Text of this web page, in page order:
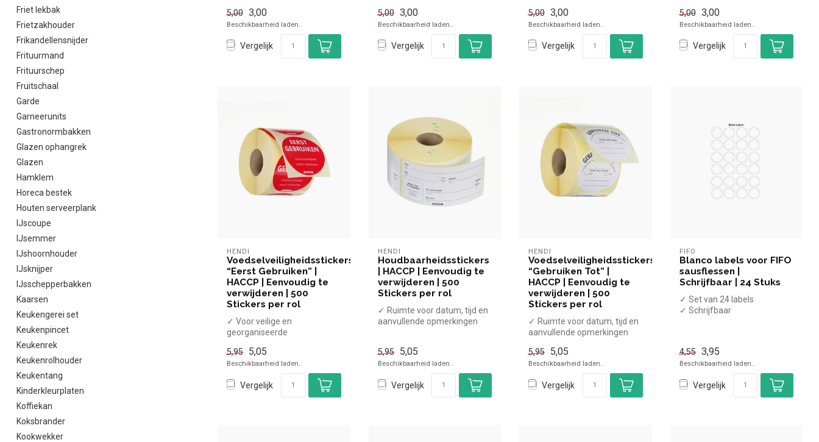
Friet lekbak
Frietzakhouder
Frikandellensnijder
Frituurmand
Frituurschep
Fruitschaal
Garde
Garneerunits
Gastronormbakken
Glazen ophangrek
Glazen
Hamklem
Horeca bestek
Houten serveerplank
IJscoupe
IJsemmer
IJshoornhouder
IJsknijper
IJsschepperbakken
Kaarsen
Keukengerei set
Keukenpincet
Keukenrek
Keukenrolhouder
Keukentang
Kinderkleurplaten
Koffiekan
Koksbrander
Kookwekker
5,00 3,00
Beschikbaarheid laden..
Vergelijk
5,00 3,00
Beschikbaarheid laden..
Vergelijk
5,00 3,00
Beschikbaarheid laden..
Vergelijk
5,00 3,00
Beschikbaarheid laden..
Vergelijk
HENDI
Voedselveiligheidsstickers
“Eerst Gebruiken” |
HACCP | Eenvoudig te
verwijderen | 500
Stickers per rol
✓ Voor veilige en
georganiseerde
✓ Labels met 3 talen
5,95 5,05
Beschikbaarheid laden..
Vergelijk
HENDI
Houdbaarheidsstickers
| HACCP | Eenvoudig te
verwijderen | 500
Stickers per rol
✓ Ruimte voor datum, tijd en
aanvullende opmerkingen
5,95 5,05
Beschikbaarheid laden..
Vergelijk
HENDI
Voedselveiligheidsstickers
“Gebruiken Tot” |
HACCP | Eenvoudig te
verwijderen | 500
Stickers per rol
✓ Ruimte voor datum, tijd en
aanvullende opmerkingen
5,95 5,05
Beschikbaarheid laden..
Vergelijk
FIFO
Blanco labels voor FIFO
sausflessen |
Schrijfbaar | 24 Stuks
✓ Set van 24 labels
✓ Schrijfbaar
4,55 3,95
Beschikbaarheid laden..
Vergelijk